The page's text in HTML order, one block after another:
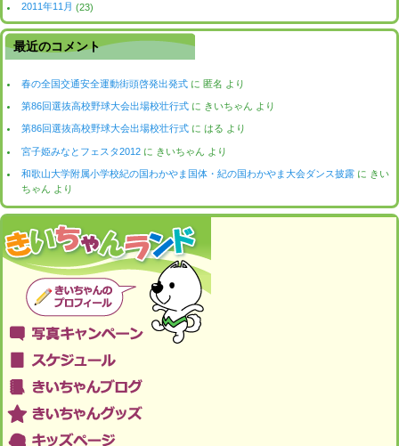
2011年11月 (23)
最近のコメント
春の全国交通安全運動街頭啓発出発式 に匿名 より
第86回選抜高校野球大会出場校壮行式 に きいちゃん より
第86回選抜高校野球大会出場校壮行式 にはる より
宮子姫みなとフェスタ2012 に きいちゃん より
和歌山大学附属小学校紀の国わかやま国体・紀の国わかやま大会ダンス披露 に きい
ちゃん より